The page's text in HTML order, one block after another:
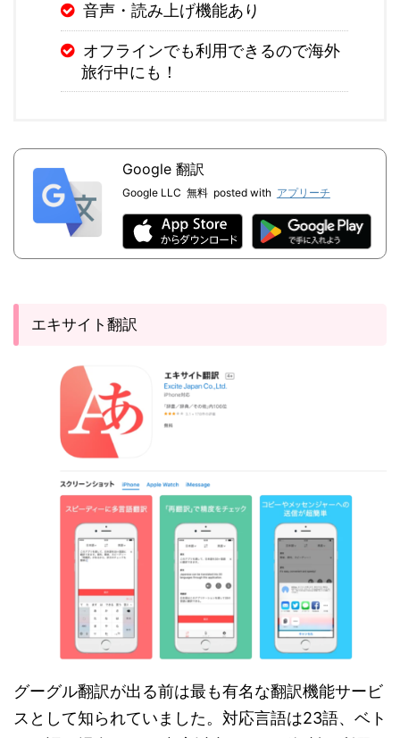
音声・読み上げ機能あり
オフラインでも利用できるので海外
旅行中にも！
Google 翻訳
Google LLC 無料 posted with アプリーチ
エキサイト翻訳
グーグル翻訳が出る前は最も有名な翻訳機能サービ
スとして知られていました。対応言語は23語、ベト